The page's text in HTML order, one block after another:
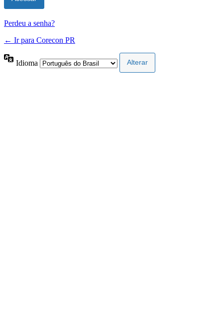
Perdeu a senha?
← Ir para Corecon PR
Idioma